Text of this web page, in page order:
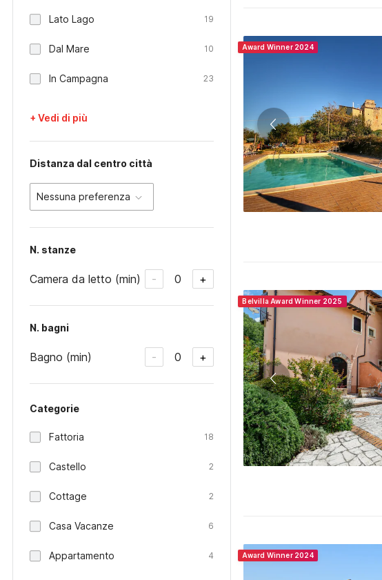
Lato Lago 19
Dal Mare 10
In Campagna 23
+ Vedi di più
Distanza dal centro città
Nessuna preferenza
N. stanze
Camera da letto (min) - 0 +
N. bagni
Bagno (min) - 0 +
Categorie
Fattoria 18
Castello 2
Cottage 2
Casa Vacanze 6
Appartamento 4
Award Winner 2024
Belvilla Award Winner 2025
Award Winner 2024